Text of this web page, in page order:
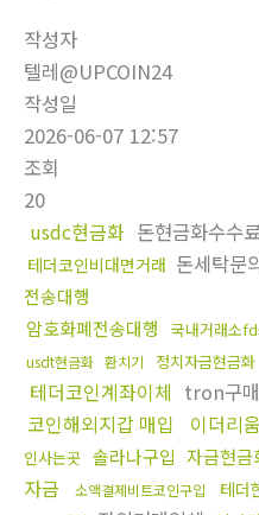
작성자
텔레@UPCOIN24
작성일
2026-06-07 12:57
조회
20
usdc현금화 돈현금화수수
테더코인비대면거래 돈세탁문
전송대행
암호화폐전송대행
국내거래소
usdt현금화 환치기 정치자금현금화
테더코인계좌이체 tron구
코인해외지갑 매입
이더리
인사는곳 솔라나구입 자금현금
자금
소액결제비트코인구입 테더